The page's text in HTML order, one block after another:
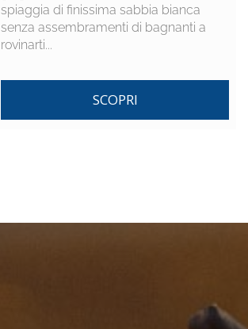
spiaggia di finissima sabbia bianca
senza assembramenti di bagnanti a
rovinarti...
SCOPRI